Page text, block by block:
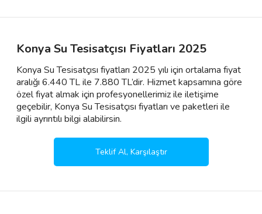
Konya Su Tesisatçısı Fiyatları 2025
Konya Su Tesisatçısı fiyatları 2025 yılı için ortalama fiyat
aralığı 6.440 TL ile 7.880 TL’dir. Hizmet kapsamına göre
özel fiyat almak için profesyonellerimiz ile iletişime
geçebilir, Konya Su Tesisatçısı fiyatları ve paketleri ile
ilgili ayrıntılı bilgi alabilirsin.
Teklif Al, Karşılaştır